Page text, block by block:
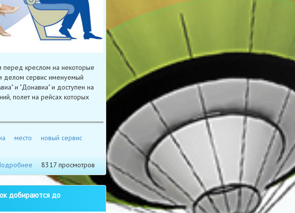
перед креслом на некоторые
делом сервис именуемый
и "Донавиа" и доступен на
полет на рейсах которых
место
новый сервис
8317 просмотров
добираются до